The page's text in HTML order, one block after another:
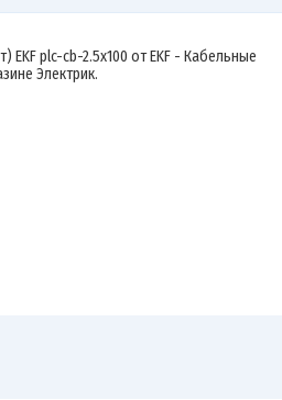
EKF plc-cb-2.5x100 от EKF - Кабельные
Электрик.